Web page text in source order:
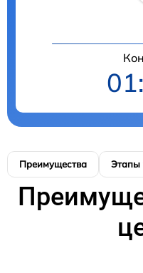
Преимущества Этапы